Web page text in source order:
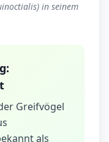
in seinem
Greifvögel
als